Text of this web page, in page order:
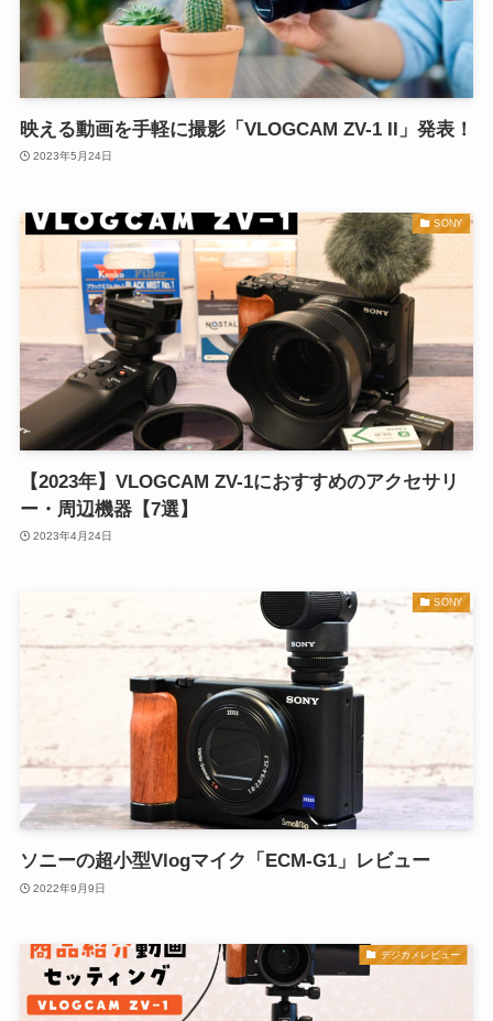
映える動画を手軽に撮影「VLOGCAM ZV-1 II」発表！
2023年5月24日
SONY
【2023年】VLOGCAM ZV-1におすすめのアクセサリ
ー・周辺機器【7選】
2023年4月24日
SONY
ソニーの超小型Vlogマイク「ECM-G1」レビュー
2022年9月9日
デジカメレビュー